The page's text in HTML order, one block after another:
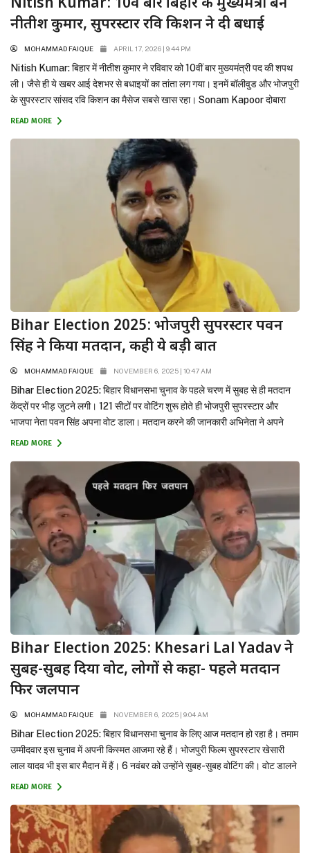
Nitish Kumar: 10वीं बार बिहार के मुख्यमंत्री बने
नीतीश कुमार, सुपरस्टार रवि किशन ने दी बधाई
MOHAMMAD FAIQUE APRIL 17, 2026 | 9:44 PM
Nitish Kumar: बिहार में नीतीश कुमार ने रविवार को 10वीं बार मुख्यमंत्री पद की शपथ
ली। जैसे ही ये खबर आई देशभर से बधाइयों का तांता लग गया। इनमें बॉलीवुड और भोजपुरी
के सुपरस्टार सांसद रवि किशन का मैसेज सबसे खास रहा। Sonam Kapoor दोबारा
बनने जा रहीं मां, बेबी बंप के साथ साझा की...
READ MORE
Bihar Election 2025: भोजपुरी सुपरस्टार पवन
सिंह ने किया मतदान, कही ये बड़ी बात
MOHAMMAD FAIQUE NOVEMBER 6, 2025 | 10:47 AM
Bihar Election 2025: बिहार विधानसभा चुनाव के पहले चरण में सुबह से ही मतदान
केंद्रों पर भीड़ जुटने लगी। 121 सीटों पर वोटिंग शुरू होते ही भोजपुरी सुपरस्टार और
भाजपा नेता पवन सिंह अपना वोट डाला। मतदान करने की जानकारी अभिनेता ने अपने
सोशल मीडिया अकाउंट से दी है। Bihar Election 2025: Khesari Lal Yadav...
READ MORE
Bihar Election 2025: Khesari Lal Yadav ने
सुबह-सुबह दिया वोट, लोगों से कहा- पहले मतदान
फिर जलपान
MOHAMMAD FAIQUE NOVEMBER 6, 2025 | 9:04 AM
Bihar Election 2025: बिहार विधानसभा चुनाव के लिए आज मतदान हो रहा है। तमाम
उम्मीदवार इस चुनाव में अपनी किस्मत आजमा रहे हैं। भोजपुरी फिल्म सुपरस्टार खेसारी
लाल यादव भी इस बार मैदान में हैं। 6 नवंबर को उन्होंने सुबह-सुबह वोटिंग की। वोट डालने
के बाद उन्होंने बिहावासियों से खास अंदाज में मतदान करने की...
READ MORE